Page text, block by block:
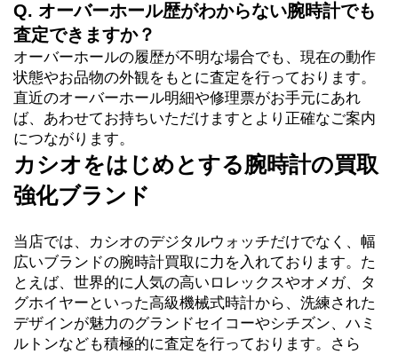
Q. オーバーホール歴がわからない腕時計でも
査定できますか？
オーバーホールの履歴が不明な場合でも、現在の動作
状態やお品物の外観をもとに査定を行っております。
直近のオーバーホール明細や修理票がお手元にあれ
ば、あわせてお持ちいただけますとより正確なご案内
につながります。
カシオをはじめとする腕時計の買取
強化ブランド
当店では、カシオのデジタルウォッチだけでなく、幅
広いブランドの腕時計買取に力を入れております。た
とえば、世界的に人気の高いロレックスやオメガ、タ
グホイヤーといった高級機械式時計から、洗練された
デザインが魅力のグランドセイコーやシチズン、ハミ
ルトンなども積極的に査定を行っております。さら